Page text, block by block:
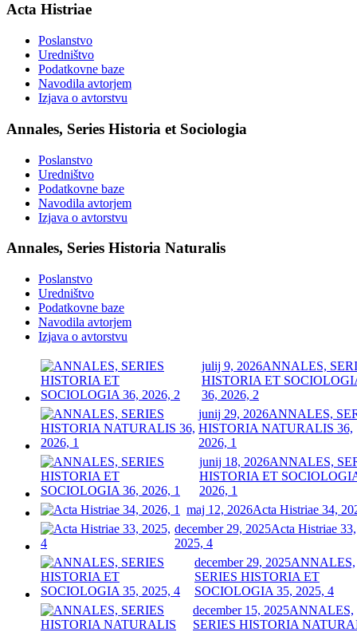
Acta Histriae
Poslanstvo
Uredništvo
Podatkovne baze
Navodila avtorjem
Izjava o avtorstvu
Annales, Series Historia et Sociologia
Poslanstvo
Uredništvo
Podatkovne baze
Navodila avtorjem
Izjava o avtorstvu
Annales, Series Historia Naturalis
Poslanstvo
Uredništvo
Podatkovne baze
Navodila avtorjem
Izjava o avtorstvu
julij 9, 2026ANNALES,
HISTORIA ET
36, 2026, 2
junij 29, 2026ANNALES,
HISTORIA NATURALIS 36,
2026, 1
junij 18, 2026ANNALES,
HISTORIA ET
2026, 1
maj 12, 2026Acta Histriae 34,
december 29, 2025Acta Histriae 33,
2025, 4
december 29, 2025ANNALES,
SERIES HISTORIA ET
SOCIOLOGIA 35, 2025, 4
december 15, 2025ANNALES,
SERIES HISTORIA